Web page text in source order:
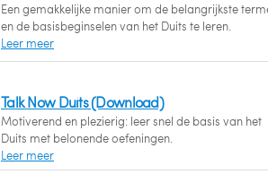
Een gemakkelijke manier om de belangrijkste
en de basisbeginselen van het Duits te leren.
Leer meer
Talk Now Duits (Download)
Motiverend en plezierig: leer snel de basis van het
Duits met belonende oefeningen.
Leer meer